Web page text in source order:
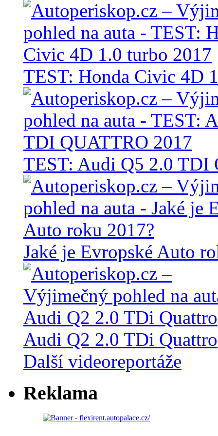
TEST: Honda Civic 4D
TEST: Audi Q5 2.0 TDI
Jaké je Evropské Auto
Audi Q2 2.0 TDi Quattro
Další videoreportáže
Reklama